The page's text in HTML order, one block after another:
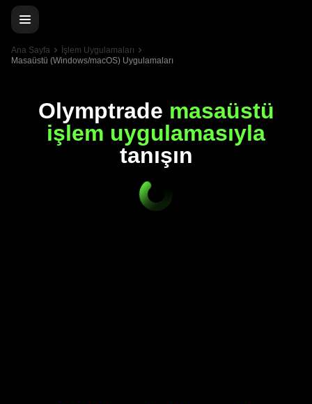
Ana Sayfa
İşlem Uygulamaları
Masaüstü (Windows/macOS) Uygulamaları
Olymptrade masaüstü
işlem uygulamasıyla
tanışın